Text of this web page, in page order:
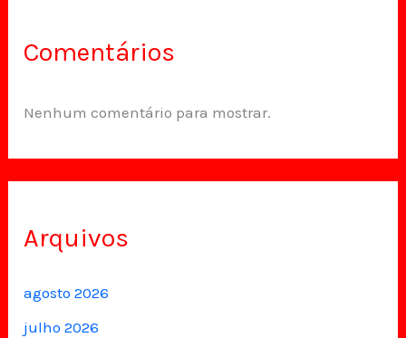
Comentários
Nenhum comentário para mostrar.
Arquivos
agosto 2026
julho 2026